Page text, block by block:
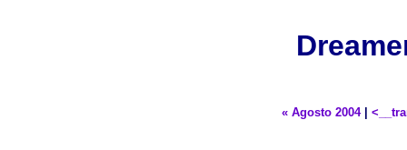
« Agosto 2004|